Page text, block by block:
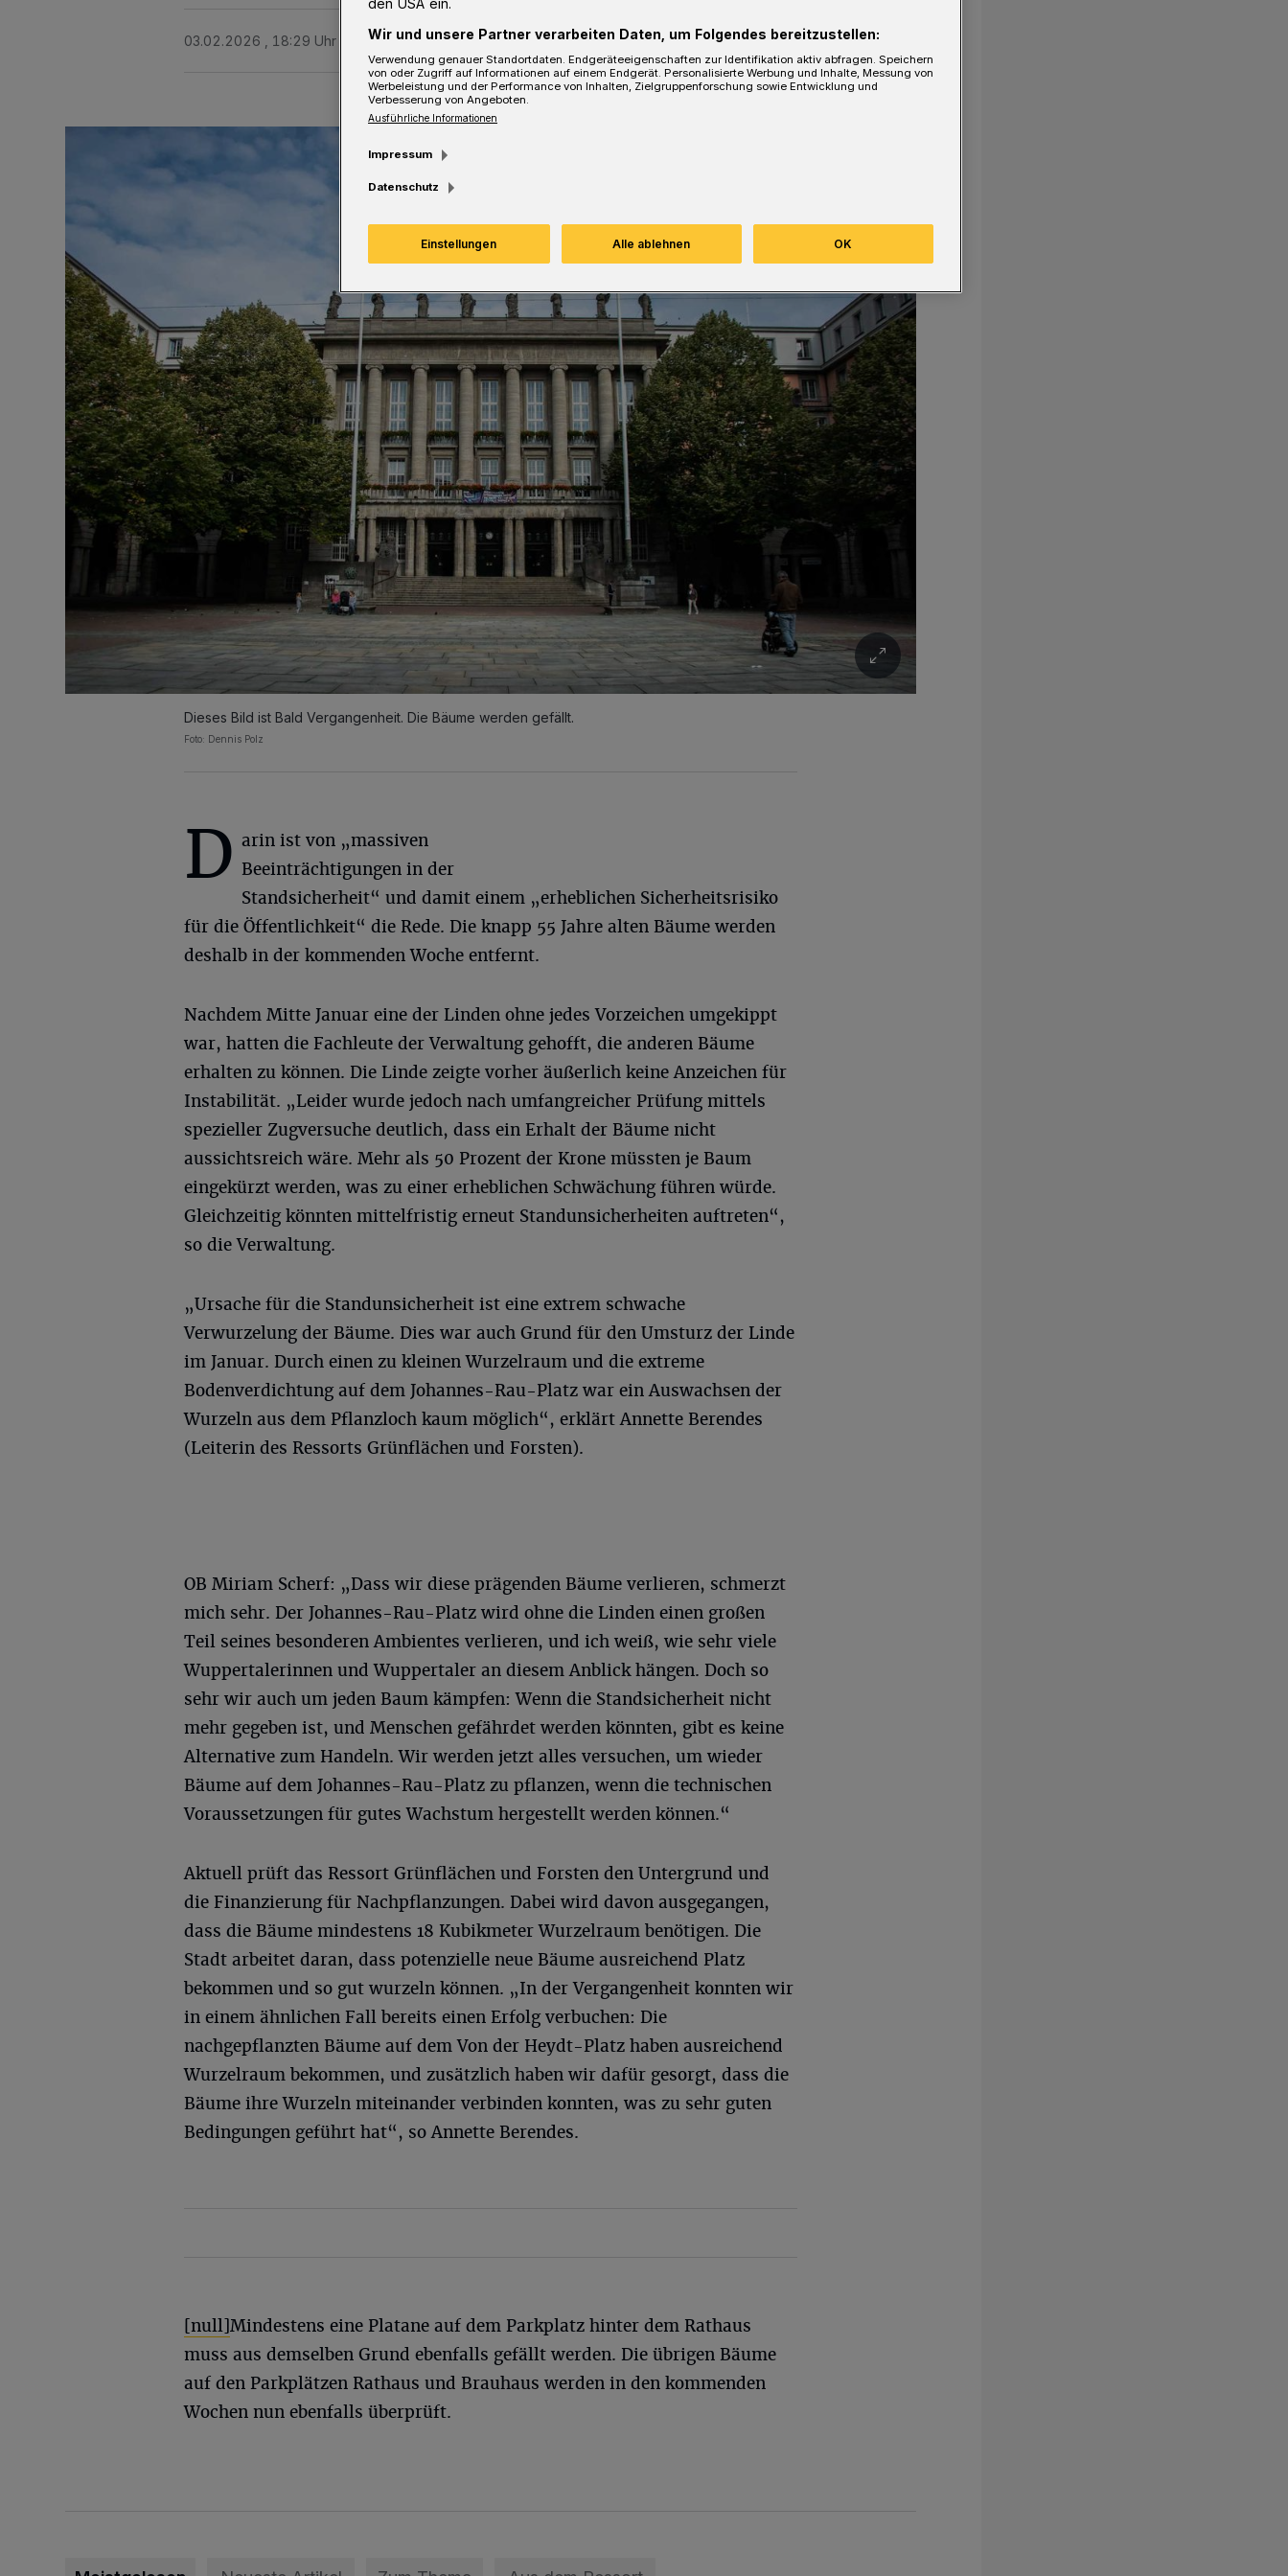
03.02.2026 , 18:29 Uhr 2 Minuten Lesezeit
Dieses Bild ist Bald Vergangenheit. Die Bäume werden gefällt.
Foto: Dennis Polz
D arin ist von „massiven
Beeinträchtigungen in der
Standsicherheit“ und damit einem „erheblichen Sicherheitsrisiko
für die Öffentlichkeit“ die Rede. Die knapp 55 Jahre alten Bäume werden
deshalb in der kommenden Woche entfernt.
Nachdem Mitte Januar eine der Linden ohne jedes Vorzeichen umgekippt
war, hatten die Fachleute der Verwaltung gehofft, die anderen Bäume
erhalten zu können. Die Linde zeigte vorher äußerlich keine Anzeichen für
Instabilität. „Leider wurde jedoch nach umfangreicher Prüfung mittels
spezieller Zugversuche deutlich, dass ein Erhalt der Bäume nicht
aussichtsreich wäre. Mehr als 50 Prozent der Krone müssten je Baum
eingekürzt werden, was zu einer erheblichen Schwächung führen würde.
Gleichzeitig könnten mittelfristig erneut Standunsicherheiten auftreten“,
so die Verwaltung.
„Ursache für die Standunsicherheit ist eine extrem schwache
Verwurzelung der Bäume. Dies war auch Grund für den Umsturz der Linde
im Januar. Durch einen zu kleinen Wurzelraum und die extreme
Bodenverdichtung auf dem Johannes-Rau-Platz war ein Auswachsen der
Wurzeln aus dem Pflanzloch kaum möglich“, erklärt Annette Berendes
(Leiterin des Ressorts Grünflächen und Forsten).
OB Miriam Scherf: „Dass wir diese prägenden Bäume verlieren, schmerzt
mich sehr. Der Johannes-Rau-Platz wird ohne die Linden einen großen
Teil seines besonderen Ambientes verlieren, und ich weiß, wie sehr viele
Wuppertalerinnen und Wuppertaler an diesem Anblick hängen. Doch so
sehr wir auch um jeden Baum kämpfen: Wenn die Standsicherheit nicht
mehr gegeben ist, und Menschen gefährdet werden könnten, gibt es keine
Alternative zum Handeln. Wir werden jetzt alles versuchen, um wieder
Bäume auf dem Johannes-Rau-Platz zu pflanzen, wenn die technischen
Voraussetzungen für gutes Wachstum hergestellt werden können.“
Aktuell prüft das Ressort Grünflächen und Forsten den Untergrund und
die Finanzierung für Nachpflanzungen. Dabei wird davon ausgegangen,
dass die Bäume mindestens 18 Kubikmeter Wurzelraum benötigen. Die
Stadt arbeitet daran, dass potenzielle neue Bäume ausreichend Platz
bekommen und so gut wurzeln können. „In der Vergangenheit konnten wir
in einem ähnlichen Fall bereits einen Erfolg verbuchen: Die
nachgepflanzten Bäume auf dem Von der Heydt-Platz haben ausreichend
Wurzelraum bekommen, und zusätzlich haben wir dafür gesorgt, dass die
Bäume ihre Wurzeln miteinander verbinden konnten, was zu sehr guten
Bedingungen geführt hat“, so Annette Berendes.
[null]Mindestens eine Platane auf dem Parkplatz hinter dem Rathaus
muss aus demselben Grund ebenfalls gefällt werden. Die übrigen Bäume
auf den Parkplätzen Rathaus und Brauhaus werden in den kommenden
Wochen nun ebenfalls überprüft.
den USA ein.
Wir und unsere Partner verarbeiten Daten, um Folgendes bereitzustellen:
Verwendung genauer Standortdaten. Endgeräteeigenschaften zur Identifikation aktiv abfragen. Speichern
von oder Zugriff auf Informationen auf einem Endgerät. Personalisierte Werbung und Inhalte, Messung von
Werbeleistung und der Performance von Inhalten, Zielgruppenforschung sowie Entwicklung und
Verbesserung von Angeboten.
Ausführliche Informationen
Impressum
Datenschutz
Einstellungen Alle ablehnen OK